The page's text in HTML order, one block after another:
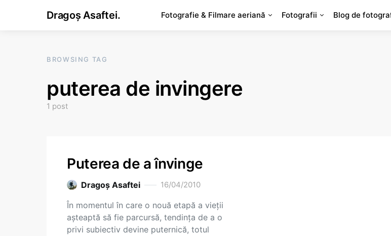
Dragoș Asaftei. Fotografie & Filmare aeriană Fotografii Blog de
BROWSING TAG
puterea de invingere
1 post
Puterea de a învinge
Dragoş Asaftei 16/04/2010
În momentul în care o nouă etapă a vieţii
aşteaptă să fie parcursă, tendinţa de a o
privi subiectiv devine puternică, totul